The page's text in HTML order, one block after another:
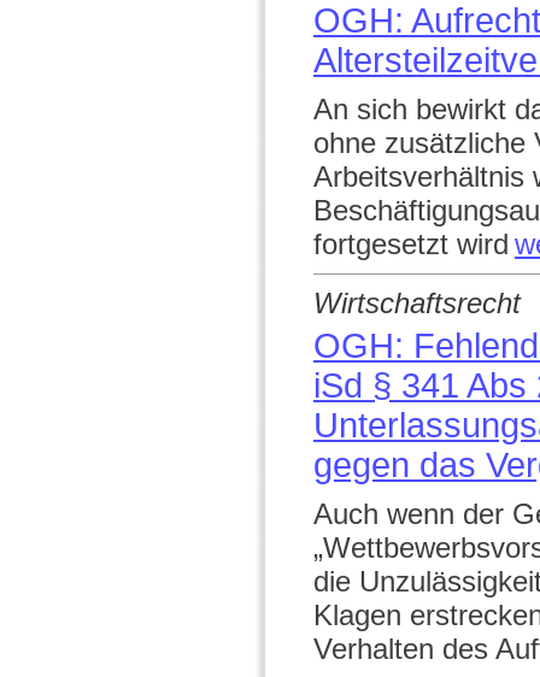
OGH:
An sich bewirkt
ohne zusätzliche
Arbeitsverhältnis
fortgesetzt wird
Wirtschaftsrecht
OGH:
iSd § 341
gegen das
Auch wenn der
die
Klagen
Verhalten des